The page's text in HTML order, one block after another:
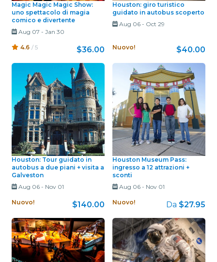
Magic Magic Magic Show:
uno spettacolo di magia
comico e divertente
Aug 07 - Jan 30
4.6 / 5 $36.00
Houston: giro turistico
guidato in autobus scoperto
Aug 06- Oct 29
Nuovo! $40.00
Houston: Tour guidato in
autobus a due piani + visita a
Galveston
Aug 06- Nov 01
Nuovo! $140.00
Houston Museum Pass:
ingresso a 12 attrazioni +
sconti
Aug 06- Nov 01
Nuovo! Da $27.95